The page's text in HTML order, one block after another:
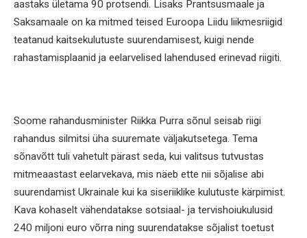
aastaks ületama 90 protsendi. Lisaks Prantsusmaale ja
Saksamaale on ka mitmed teised Euroopa Liidu liikmesriigid
teatanud kaitsekulutuste suurendamisest, kuigi nende
rahastamisplaanid ja eelarvelised lahendused erinevad riigiti.
Soome rahandusminister Riikka Purra sõnul seisab riigi
rahandus silmitsi üha suuremate väljakutsetega. Tema
sõnavõtt tuli vahetult pärast seda, kui valitsus tutvustas
mitmeaastast eelarvekava, mis näeb ette nii sõjalise abi
suurendamist Ukrainale kui ka siseriiklike kulutuste kärpimist.
Kava kohaselt vähendatakse sotsiaal- ja tervishoiukulusid
240 miljoni euro võrra ning suurendatakse sõjalist toetust